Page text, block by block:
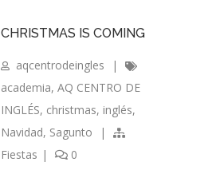
CHRISTMAS IS COMING
aqcentrodeingles
|
academia, AQ CENTRO DE
INGLÉS, christmas, inglés,
Navidad, Sagunto
|
Fiestas | 0